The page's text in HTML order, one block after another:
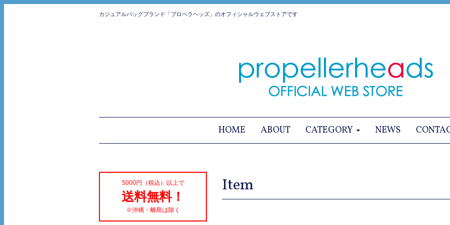
カジュアルバッグブランド「プロペラヘッズ」のオフィシャルウェブストアです
HOME ABOUT CATEGORY NEWS
Item
5000円（税込）以上で
送料無料！
※沖縄・離島は除く